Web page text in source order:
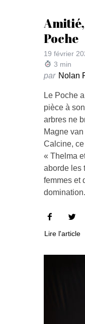
Poche
19 février
3 min
par Nolan
Le Poche
pièce à
arbres ne
Magne
Calcine,
« Thelma
aborde les
femmes et
domination.
Lire l'article